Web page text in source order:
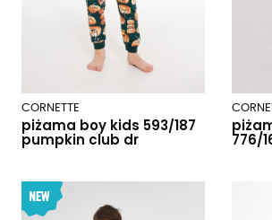
CORNETTE
piżama boy kids 593/187
pumpkin club dr 776/